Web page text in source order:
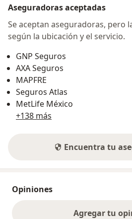
Aseguradoras aceptadas
Se aceptan aseguradoras, pero
según la ubicación y el servicio.
GNP Seguros
AXA Seguros
MAPFRE
Seguros Atlas
MetLife México
+138 más
Encuentra tu
Opiniones
Agregar tu